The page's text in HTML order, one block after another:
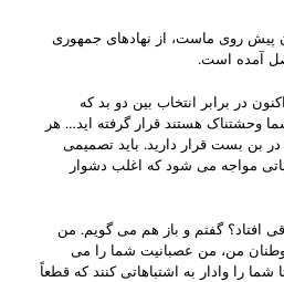
پیش روی ماست، از نهادهای جمهوری
آمده است.
در برابر انتخاب بین دو بد که
وحشتناک هستند قرار گرفته اید… هر
بن بست قرار دارید. باید تصمیمی
مواجه می شود که اغلب دشوار
افتاد؟ گفتم و باز هم می گویم. من
من، من عصبانیت شما را می
را وادار به اشتباهاتی کنند که قطعاً